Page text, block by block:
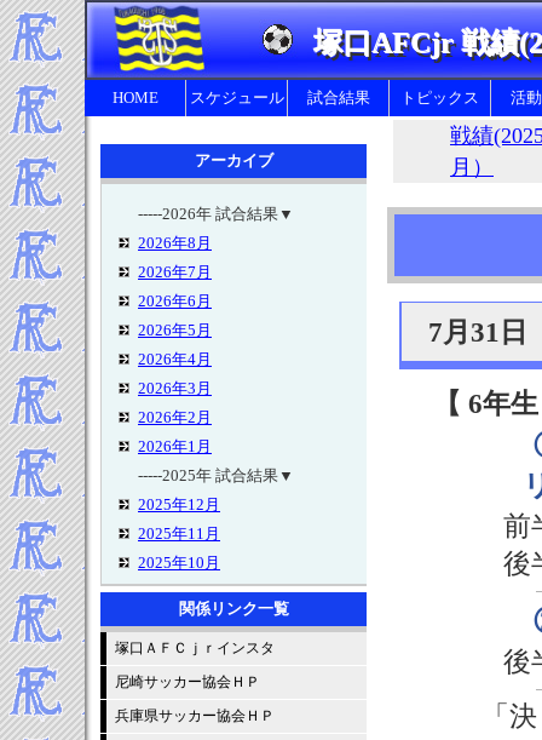
塚口AFCjr 戦績
HOME スケジュール 試合結果 トピックス 活
アーカイブ
-----2026年 試合結果▼
2026年8月
2026年7月
2026年6月
2026年5月
2026年4月
2026年3月
2026年2月
2026年1月
-----2025年 試合結果▼
2025年12月
2025年11月
2025年10月
2025年9月
2025年8月
2025年7月
2025年6月
2025年5月
関係リンク一覧
塚口ＡＦＣｊｒインスタ
尼崎サッカー協会ＨＰ
兵庫県サッカー協会ＨＰ
戦績
月）
7月31日
【 6年
前
後
後
「